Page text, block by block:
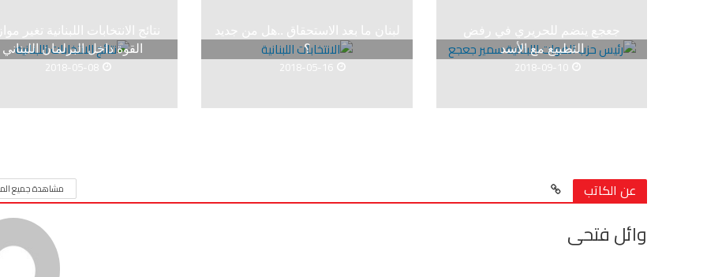
جعجع ينضم للحريري في رفض
التطبيع مع الأسد
2018-09-10
لبنان ما بعد الاستحقاق ..هل من جديد
؟
2018-05-16
نتائج الانتخابات اللبنانية تغير
القوة داخل البرلمان اللبناني
2018-05-08
عن الكاتب مشاهدة جميع
وائل فتحى